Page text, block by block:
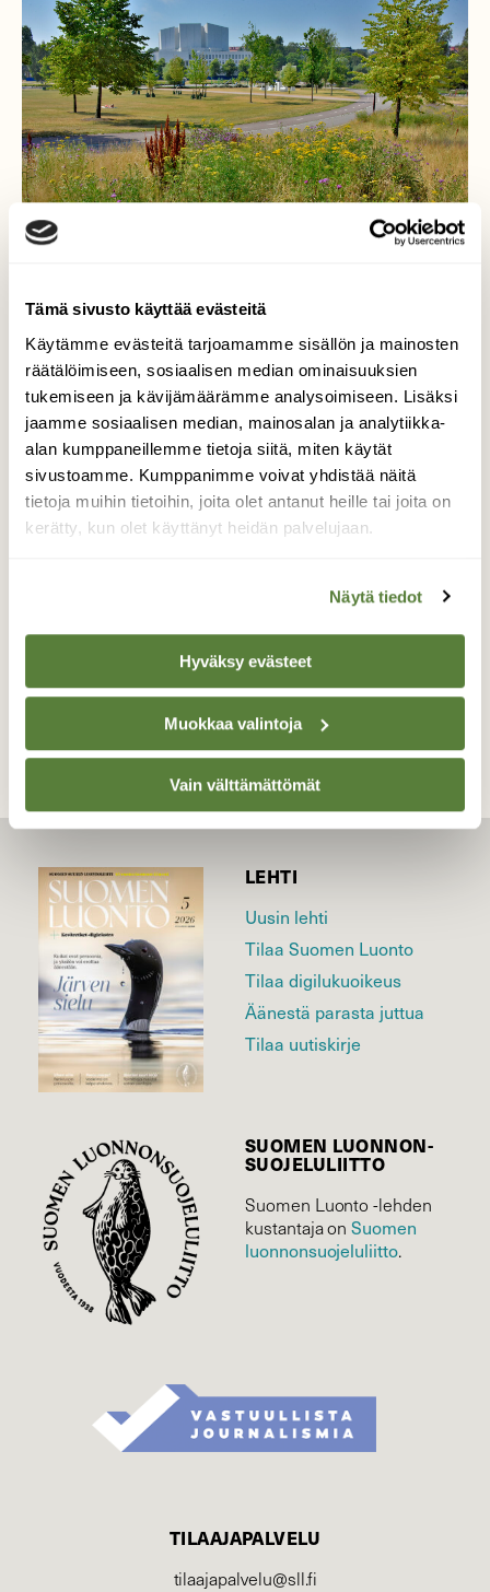
Tämä sivusto käyttää evästeitä
Käytämme evästeitä tarjoamamme sisällön ja mainosten
räätälöimiseen, sosiaalisen median ominaisuuksien
tukemiseen ja kävijämäärämme analysoimiseen. Lisäksi
jaamme sosiaalisen median, mainosalan ja analytiikka-
alan kumppaneillemme tietoja siitä, miten käytät
sivustoamme. Kumppanimme voivat yhdistää näitä
tietoja muihin tietoihin, joita olet antanut heille tai joita on
kerätty, kun olet käyttänyt heidän palvelujaan.
Näytä tiedot
Hyväksy evästeet
Muokkaa valintoja
Vain välttämättömät
Hoidettu vastaan
hoitamaton
Helppoa nähdä, että villi luonto on paljon
rikkaampaa, kuin loppuun kaluttu
ruohoaavikko.
TAKAISIN LISTAAN
LEHTI
Uusin lehti
Tilaa Suomen Luonto
Tilaa digilukuoikeus
Äänestä parasta juttua
Tilaa uutiskirje
SUOMEN LUONNON­
SUOJELU­LIITTO
Suomen Luonto -lehden
kustantaja onSuomen
luonnonsuojelu­liitto.
TILAAJAPALVELU
tilaajapalvelu@sll.fi